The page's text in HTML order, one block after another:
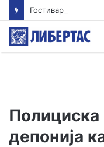
Гостиварци и
Полициска
депонија